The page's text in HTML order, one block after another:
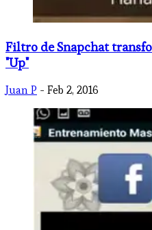
Filtro de Snapchat
"Up"
Juan P - Feb 2, 2016